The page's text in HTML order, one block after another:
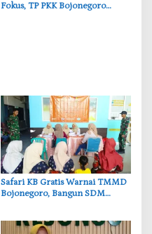
Fokus, TP PKK Bojonegoro
‎Safari KB Gratis Warnai TMMD
Bojonegoro, Bangun SDM